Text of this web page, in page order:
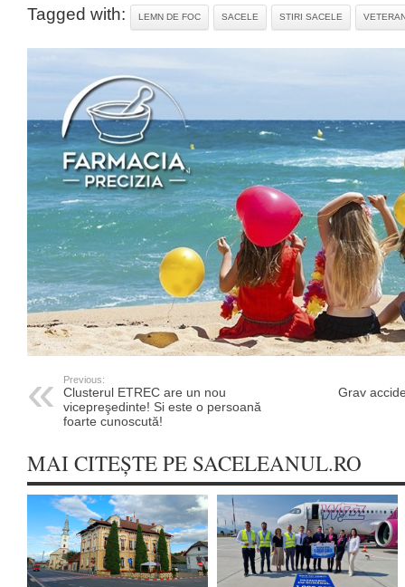
Tagged with: LEMN DE FOC SACELE STIRI SACELE
Previous:
Clusterul ETREC are un nou
vicepreşedinte! Si este o persoană
foarte cunoscută!
Grav
MAI CITEȘTE PE SACELEANUL.RO